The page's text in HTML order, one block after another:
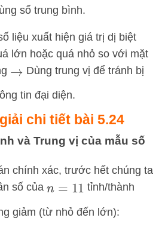
số trung bình.
liệu xuất hiện giá trị dị biệt
lớn hoặc quá nhỏ so với mặt
→ Dùng trung vị để tránh bị
tin đại diện.
chi tiết bài 5.24
và Trung vị của mẫu số
chính xác, trước hết chúng ta
số của n=11 tỉnh/thành
giảm (từ nhỏ đến lớn):